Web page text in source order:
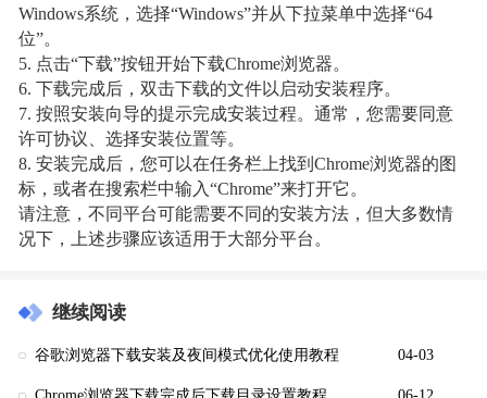
Windows系统，选择“Windows”并从下拉菜单中选择“64
位”。
5. 点击“下载”按钮开始下载Chrome浏览器。
6. 下载完成后，双击下载的文件以启动安装程序。
7. 按照安装向导的提示完成安装过程。通常，您需要同意
许可协议、选择安装位置等。
8. 安装完成后，您可以在任务栏上找到Chrome浏览器的图
标，或者在搜索栏中输入“Chrome”来打开它。
请注意，不同平台可能需要不同的安装方法，但大多数情
况下，上述步骤应该适用于大部分平台。
继续阅读
谷歌浏览器下载安装及夜间模式优化使用教程 04-03